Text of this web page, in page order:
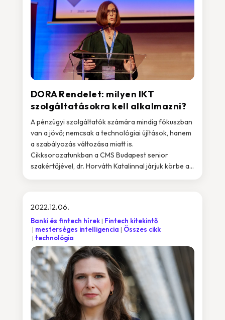
DORA Rendelet: milyen IKT
szolgáltatásokra kell alkalmazni?
A pénzügyi szolgáltatók számára mindig fókuszban
van a jövő; nemcsak a technológiai újítások, hanem
a szabályozás változása miatt is.
Cikksorozatunkban a CMS Budapest senior
szakértőjével, dr. Horváth Katalinnal járjuk körbe a...
2022.12.06.
Banki és fintech hírek
Fintech kitekintő
mesterséges intelligencia
Összes cikk
technológia